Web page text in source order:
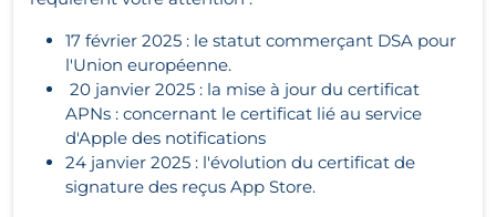
17 février 2025 : le statut commerçant DSA pour
l'Union européenne.
20 janvier 2025 : la mise à jour du certificat
APNs : concernant le certificat lié au service
d'Apple des notifications
24 janvier 2025 : l'évolution du certificat de
signature des reçus App Store.